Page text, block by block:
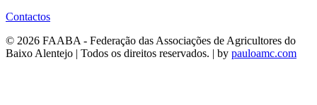
Contactos
© 2026 FAABA - Federação das Associações de Agricultores do
Baixo Alentejo | Todos os direitos reservados. | by pauloamc.com